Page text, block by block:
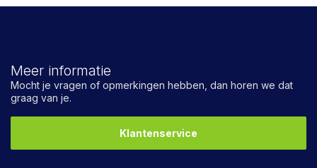
Meer informatie
Mocht je vragen of opmerkingen hebben, dan horen we dat
graag van je.
Klantenservice